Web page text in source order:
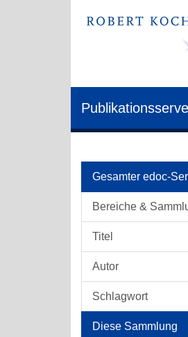
Gesamter edoc-
Bereiche &
Titel
Autor
Schlagwort
Diese Sammlung